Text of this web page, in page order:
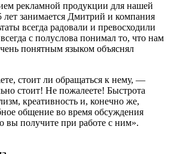
рекламной продукции для нашей
занимается Дмитрий и компания
всегда радовали и превосходили
с полуслова понимал то, что нам
понятным языком объяснял
стоит ли обращаться к нему, —
стоит! Не пожалеете! Быстрота
креативность и, конечно же,
общение во время обсуждения
вы получите при работе с ним».